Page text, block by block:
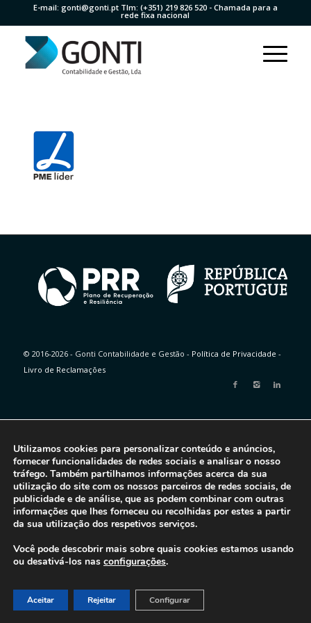
E-mail: gonti@gonti.ptTlm: (+351) 219 826 520- Chamada para a
rede fixa nacional
© 2016-2026 - Gonti Contabilidade e Gestão - Política de Privacidade -
Livro de Reclamações
Utilizamos cookies para personalizar conteúdo e anúncios,
fornecer funcionalidades de redes sociais e analisar o nosso
tráfego. Também partilhamos informações acerca da sua
utilização do site com os nossos parceiros de redes sociais, de
publicidade e de análise, que as podem combinar com outras
informações que lhes forneceu ou recolhidas por estes a partir
da sua utilização dos respetivos serviços.
Você pode descobrir mais sobre quais cookies estamos usando
ou desativá-los nas configurações.
Aceitar Rejeitar Configurar